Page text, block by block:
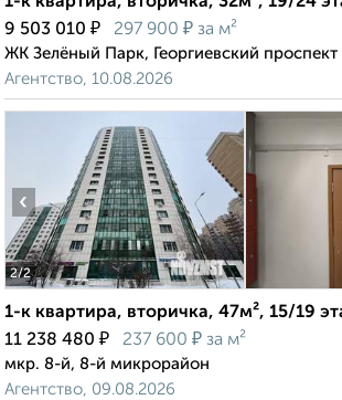
9 503 010 ₽ 297 900 ₽ за м²
ЖК Зелёный Парк, Георгиевский проспект
Агентство, 10.08.2026
2/2
‹
1-к квартира, вторичка, 47м², 15/19
11 238 480 ₽ 237 600 ₽ за м²
мкр. 8-й, 8-й микрорайон
Агентство, 09.08.2026